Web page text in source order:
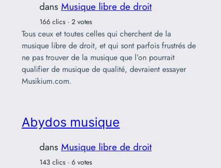
dans Musique libre de droit
166 clics · 2 votes
Tous ceux et toutes celles qui cherchent de la
musique libre de droit, et qui sont parfois frustrés de
ne pas trouver de la musique que l’on pourrait
qualifier de musique de qualité, devraient essayer
Musikium.com.
Abydos musique
dans Musique libre de droit
143 clics · 6 votes